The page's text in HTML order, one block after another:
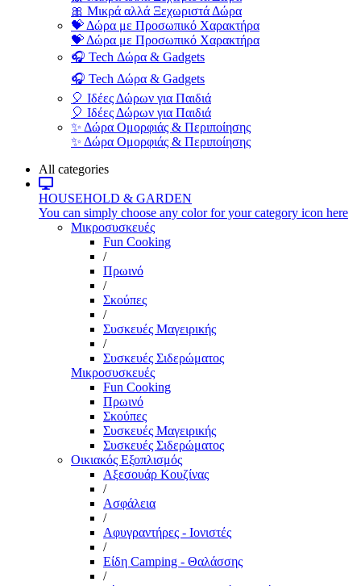
🎀 Μικρά αλλά Ξεχωριστά Δώρα
💝 Δώρα με Προσωπικό Χαρακτήρα
💝 Δώρα με Προσωπικό Χαρακτήρα
🎧 Tech Δώρα & Gadgets
🎧 Tech Δώρα & Gadgets
🎈 Ιδέες Δώρων για Παιδιά
🎈 Ιδέες Δώρων για Παιδιά
✨ Δώρα Ομορφιάς & Περιποίησης
✨ Δώρα Ομορφιάς & Περιποίησης
All categories
HOUSEHOLD & GARDEN
You can simply choose any color for your category icon here
Μικροσυσκευές
Fun Cooking
/
Πρωινό
/
Σκούπες
/
Συσκευές Μαγειρικής
/
Συσκευές Σιδερώματος
Μικροσυσκευές
Fun Cooking
Πρωινό
Σκούπες
Συσκευές Μαγειρικής
Συσκευές Σιδερώματος
Οικιακός Εξοπλισμός
Αξεσουάρ Κουζίνας
/
Ασφάλεια
/
Αφυγραντήρες - Ιονιστές
/
Είδη Camping - Θαλάσσης
/